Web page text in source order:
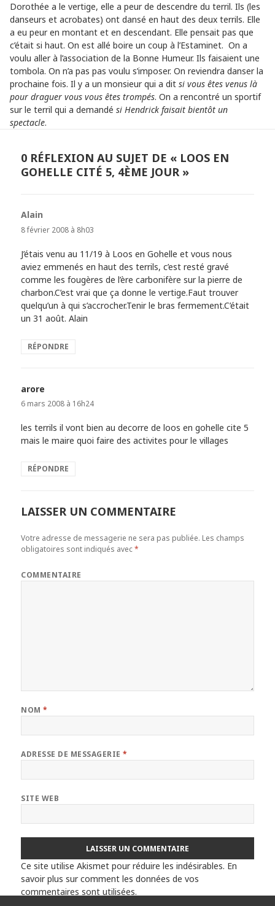
Dorothée a le vertige, elle a peur de descendre du terril. Ils (les
danseurs et acrobates) ont dansé en haut des deux terrils. Elle
a eu peur en montant et en descendant. Elle pensait pas que
c’était si haut. On est allé boire un coup à l’Estaminet. On a
voulu aller à l’association de la Bonne Humeur. Ils faisaient une
tombola. On n’a pas pas voulu s’imposer. On reviendra danser la
prochaine fois. Il y a un monsieur qui a dit si vous êtes venus là
pour draguer vous vous êtes trompés. On a rencontré un sportif
sur le terril qui a demandé si Hendrick faisait bientôt un
spectacle.
0 RÉFLEXION AU SUJET DE « LOOS EN
GOHELLE CITÉ 5, 4ÈME JOUR »
Alain
8 février 2008 à 8h03
J’étais venu au 11/19 à Loos en Gohelle et vous nous
aviez emmenés en haut des terrils, c’est resté gravé
comme les fougères de l’ère carbonifère sur la pierre de
charbon.C’est vrai que ça donne le vertige.Faut trouver
quelqu’un à qui s’accrocher.Tenir le bras fermement.C’était
un 31 août. Alain
RÉPONDRE
arore
6 mars 2008 à 16h24
les terrils il vont bien au decorre de loos en gohelle cite 5
mais le maire quoi faire des activites pour le villages
RÉPONDRE
LAISSER UN COMMENTAIRE
Votre adresse de messagerie ne sera pas publiée. Les champs
obligatoires sont indiqués avec*
COMMENTAIRE
NOM*
ADRESSE DE MESSAGERIE*
SITE WEB
Ce site utilise Akismet pour réduire les indésirables. En
savoir plus sur comment les données de vos
commentaires sont utilisées.